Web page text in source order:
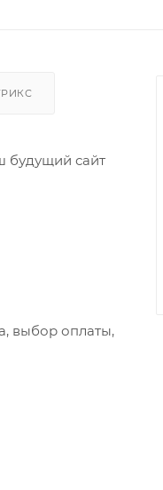
будущий сайт
выбор оплаты,